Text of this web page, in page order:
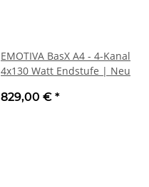
EMOTIVA BasX A4 - 4-Kanal
4x130 Watt Endstufe | Neu
829,00 € *